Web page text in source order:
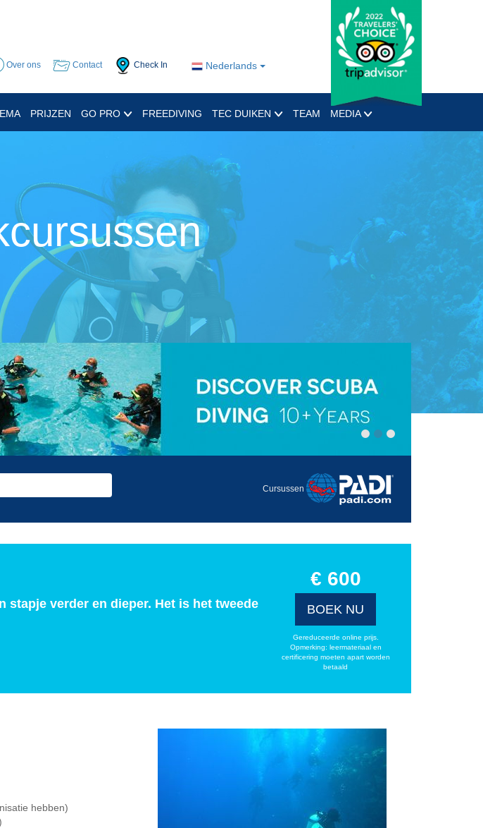
Nederlands
Over ons Contact Check In
PRIJZEN GO PRO FREEDIVING TEC DUIKEN TEAM MEDIA
Cursussen
stapje verder en dieper. Het is het tweede
€ 600
BOEK NU
Gereduceerde online prijs.
Opmerking: leermateriaal en
certificering moeten apart worden
betaald
hebben)